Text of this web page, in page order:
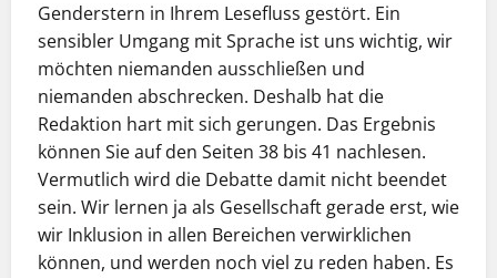
Genderstern in Ihrem Lesefluss gestört. Ein
sensibler Umgang mit Sprache ist uns wichtig, wir
möchten niemanden ausschließen und
niemanden abschrecken. Deshalb hat die
Redaktion hart mit sich gerungen. Das Ergebnis
können Sie auf den Seiten 38 bis 41 nachlesen.
Vermutlich wird die Debatte damit nicht beendet
sein. Wir lernen ja als Gesellschaft gerade erst, wie
wir Inklusion in allen Bereichen verwirklichen
können, und werden noch viel zu reden haben. Es